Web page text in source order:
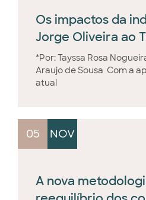
Os impactos da
Jorge Oliveira ao
*Por: Tayssa Rosa
Araujo de Sousa Com a
atual
05 NOV
A nova